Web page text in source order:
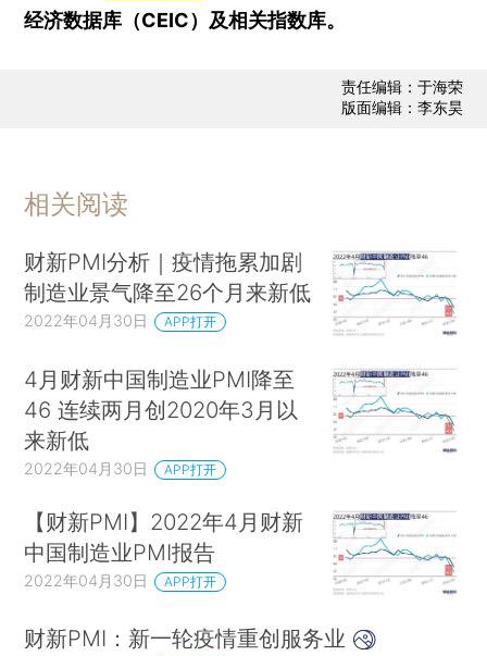
经济数据库（CEIC）及相关指数库。
责任编辑：于海荣
版面编辑：李东昊
相关阅读
财新PMI分析｜疫情拖累加剧
制造业景气降至26个月来新低
2022年04月30日 APP打开
4月财新中国制造业PMI降至
46 连续两月创2020年3月以
来新低
2022年04月30日 APP打开
【财新PMI】2022年4月财新
中国制造业PMI报告
2022年04月30日 APP打开
财新PMI：新一轮疫情重创服务业